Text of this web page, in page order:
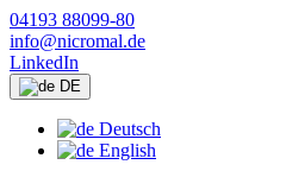
04193 88099-80
info@nicromal.de
LinkedIn
DE
Deutsch
English